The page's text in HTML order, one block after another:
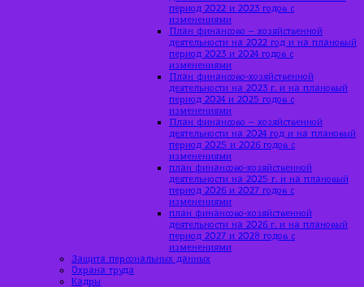
период 2022 и 2023 годов с
изменениями
План финансово – хозяйственной
деятельности на 2022 год и на плановый
период 2023 и 2024 годов с
изменениями
План финансово-хозяйственной
деятельности на 2023 г. и на плановый
период 2024 и 2025 годов с
изменениями
План финансово – хозяйственной
деятельности на 2024 год и на плановый
период 2025 и 2026 годов с
изменениями
план финансово-хозяйственной
деятельности на 2025 г. и на плановый
период 2026 и 2027 годов с
изменениями
план финансово-хозяйственной
деятельности на 2026 г. и на плановый
период 2027 и 2028 годов с
изменениями
Защита персональных данных
Охрана труда
Кадры